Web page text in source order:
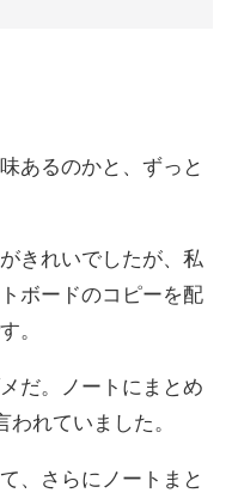
あるのかと、ずっと
きれいでしたが、私
ボードのコピーを配
。
だ。ノートにまとめ
れていました。
、さらにノートまと